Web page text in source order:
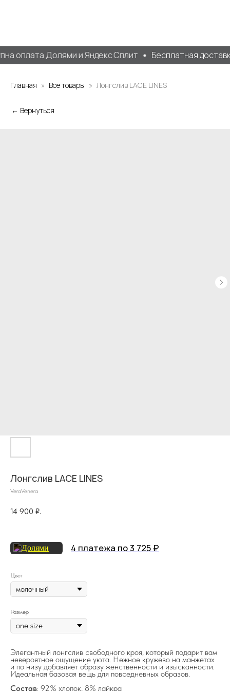
оплата Долями и Яндекс Сплит Бесплатная
Главная Все товары Лонгслив LACE LINES
← Вернуться
Лонгслив LACE LINES
VeraVenera
14 900 ₽.
4 платежа по 3 725 ₽
Размер
Цвет
Элегантный лонгслив свободного кроя, который подарит вам
невероятное ощущение уюта. Нежное кружево на манжетах
и по низу добавляет образу женственности и изысканности.
Идеальная базовая вещь для повседневных образов.
Состав: 92% хлопок, 8% лайкра
на главную
info@frwl.store
+7 919 690-30-30